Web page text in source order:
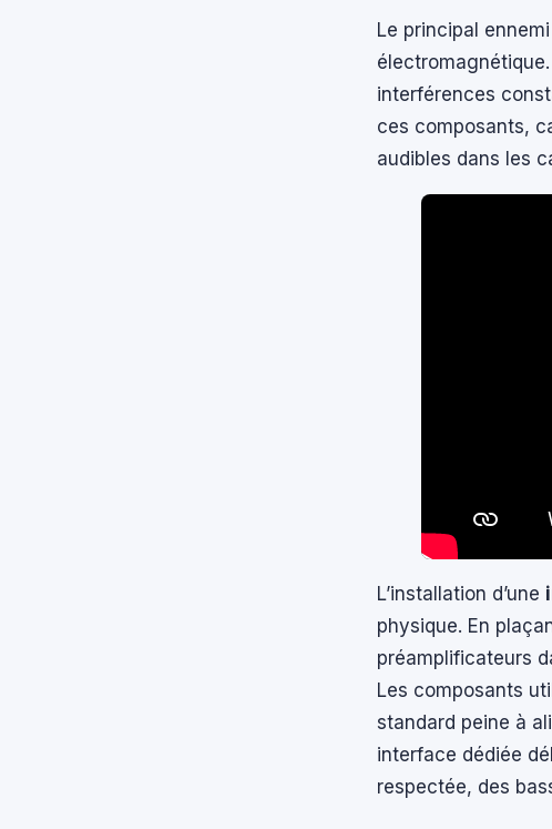
Le principal
interférences
ces composants,
audibles dans les
L’installation d’une
physique. En
préamplificateurs
Les composants
standard peine à
interface dédiée
respectée, des